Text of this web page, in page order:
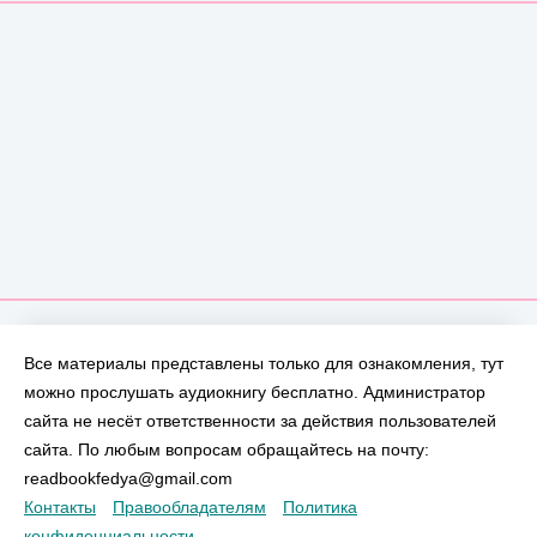
Все материалы представлены только для ознакомления, тут
можно прослушать аудиокнигу бесплатно. Администратор
сайта не несёт ответственности за действия пользователей
сайта. По любым вопросам обращайтесь на почту:
readbookfedya@gmail.com
Контакты
Правообладателям
Политика